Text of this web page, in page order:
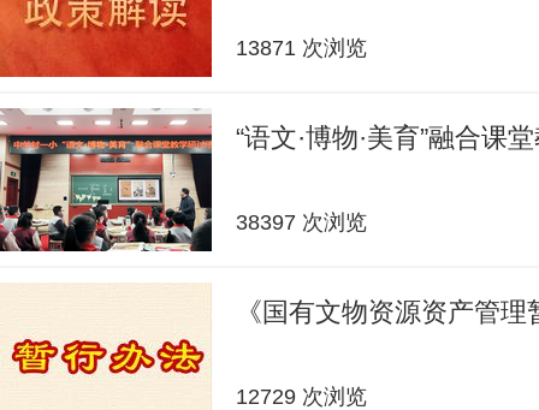
13871 次浏览
“语文·博物·美育”融合课
38397 次浏览
《国有文物资源资产管
12729 次浏览